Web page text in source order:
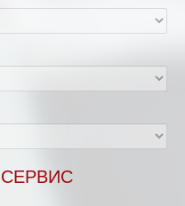
Москва и Московская область